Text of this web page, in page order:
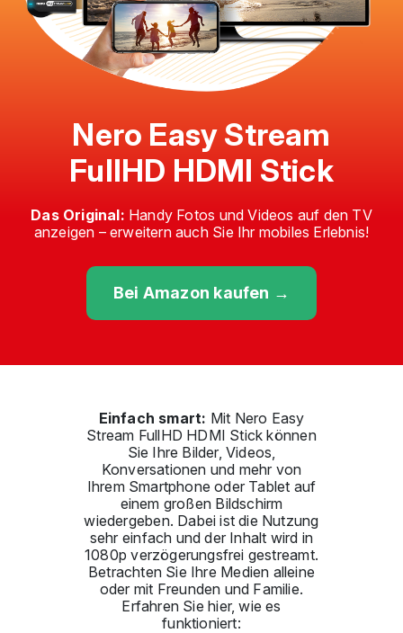
Nero Easy Stream
FullHD HDMI Stick
Das Original: Handy Fotos und Videos auf den TV
anzeigen – erweitern auch Sie Ihr mobiles Erlebnis!
Bei Amazon kaufen →
Einfach smart: Mit Nero Easy
Stream FullHD HDMI Stick können
Sie Ihre Bilder, Videos,
Konversationen und mehr von
Ihrem Smartphone oder Tablet auf
einem großen Bildschirm
wiedergeben. Dabei ist die Nutzung
sehr einfach und der Inhalt wird in
1080p verzögerungsfrei gestreamt.
Betrachten Sie Ihre Medien alleine
oder mit Freunden und Familie.
Erfahren Sie hier, wie es
funktioniert: